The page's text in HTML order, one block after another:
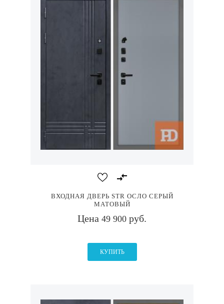
ВХОДНАЯ ДВЕРЬ STR ОСЛО СЕРЫЙ
МАТОВЫЙ
Цена 49 900 руб.
КУПИТЬ